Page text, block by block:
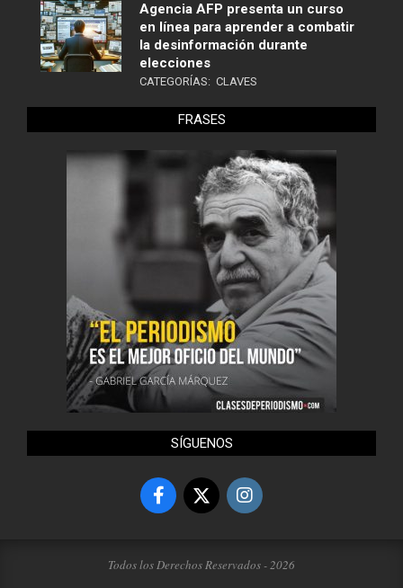
Agencia AFP presenta un curso
en línea para aprender a combatir
la desinformación durante
elecciones
CATEGORÍAS: CLAVES
FRASES
SÍGUENOS
Todos los Derechos Reservados - 2026